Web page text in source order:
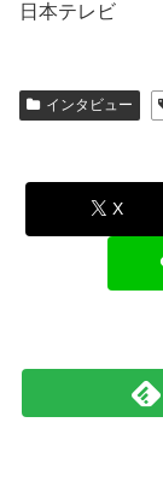
日本テレビ
インタビュー
X